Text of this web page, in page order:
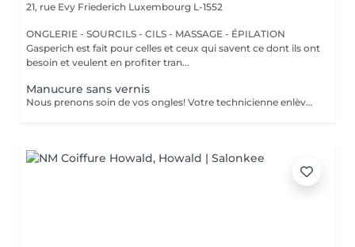
21, rue Evy Friederich Luxembourg L-1552
ONGLERIE - SOURCILS - CILS - MASSAGE - ÉPILATION
Gasperich est fait pour celles et ceux qui savent ce dont ils ont
besoin et veulent en profiter tran...
Manucure sans vernis
Nous prenons soin de vos ongles! Votre technicienne enlèvera délicatement les cellules mortes, façonnera et limera vos ongles, et polira la surface extérieure pour un fini lisse et naturel. Nos experts proposent des manucures à bords, hardware ou combinées, selon vos préférences. Comment se fait une manucure sans vernis? - la peau rugueuse est délicatement enlevée - la forme de la plaque de l'ongle est corrigée avec douceur - les cuticules et bords latéraux sont soigneusement traités - de l'huile nourrissante pour les cuticules et de la crème pour les mains sont appliquées pour nourrir et hydrater Limitations d'âge: recommandé à partir de 14 ans. Recommandations post-procédure: aucun soin particulier n'est nécessaire après cette procédure. Fréquence: une fois toutes les 3 semaines.